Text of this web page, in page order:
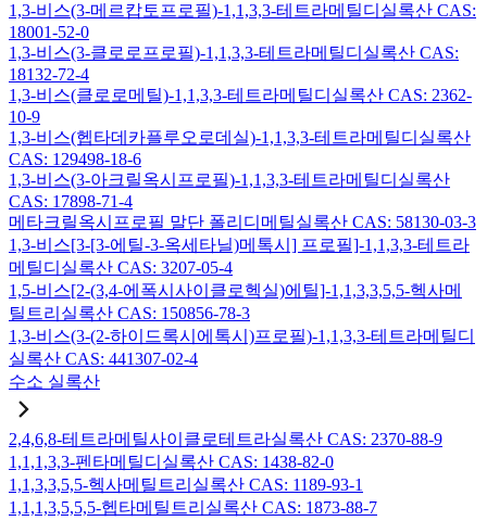
1,3-비스(3-메르캅토프로필)-1,1,3,3-테트라메틸디실록산 CAS:
18001-52-0
1,3-비스(3-클로로프로필)-1,1,3,3-테트라메틸디실록산 CAS:
18132-72-4
1,3-비스(클로로메틸)-1,1,3,3-테트라메틸디실록산 CAS: 2362-
10-9
1,3-비스(헵타데카플루오로데실)-1,1,3,3-테트라메틸디실록산
CAS: 129498-18-6
1,3-비스(3-아크릴옥시프로필)-1,1,3,3-테트라메틸디실록산
CAS: 17898-71-4
메타크릴옥시프로필 말단 폴리디메틸실록산 CAS: 58130-03-3
1,3-비스[3-[3-에틸-3-옥세타닐)메톡시] 프로필]-1,1,3,3-테트라
메틸디실록산 CAS: 3207-05-4
1,5-비스[2-(3,4-에폭시사이클로헥실)에틸]-1,1,3,3,5,5-헥사메
틸트리실록산 CAS: 150856-78-3
1,3-비스(3-(2-하이드록시에톡시)프로필)-1,1,3,3-테트라메틸디
실록산 CAS: 441307-02-4
수소 실록산
2,4,6,8-테트라메틸사이클로테트라실록산 CAS: 2370-88-9
1,1,1,3,3-펜타메틸디실록산 CAS: 1438-82-0
1,1,3,3,5,5-헥사메틸트리실록산 CAS: 1189-93-1
1,1,1,3,5,5,5-헵타메틸트리실록산 CAS: 1873-88-7